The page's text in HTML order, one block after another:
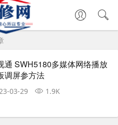
通 SWH5180多媒体网络播放
调屏参方法
03-29 1.9K